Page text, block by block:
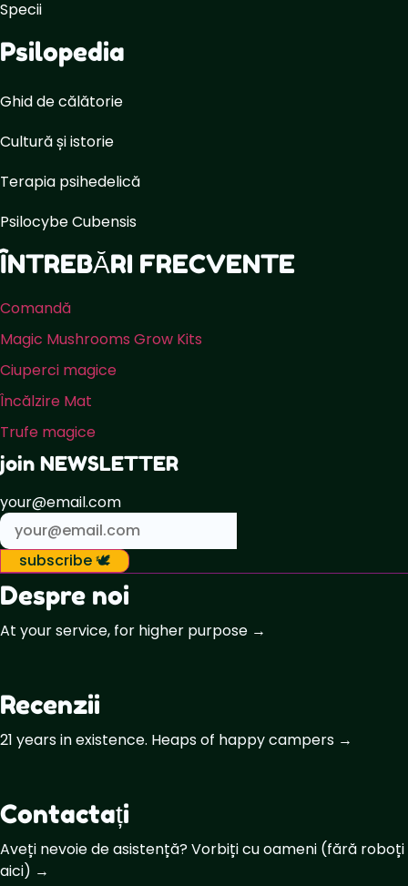
Specii
Psilopedia
Ghid de călătorie
Cultură și istorie
Terapia psihedelică
Psilocybe Cubensis
ÎNTREBĂRI FRECVENTE
Comandă
Magic Mushrooms Grow Kits
Ciuperci magice
Încălzire Mat
Trufe magice
join NEWSLETTER
your@email.com
subscribe 🕊️
Despre noi
At your service, for higher purpose →
Recenzii
21 years in existence. Heaps of happy campers →
Contactați
Aveți nevoie de asistență? Vorbiți cu oameni (fără roboți
aici) →